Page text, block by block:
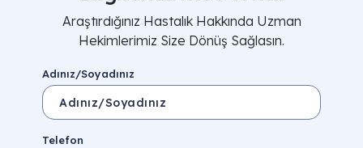
Araştırdığınız Hastalık Hakkında Uzman
Hekimlerimiz Size Dönüş Sağlasın.
Adınız/Soyadınız
Telefon